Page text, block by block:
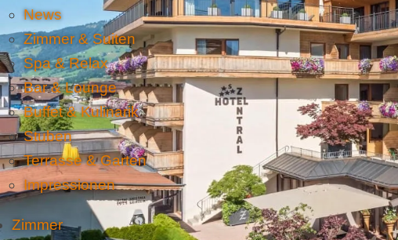
News
Zimmer & Suiten
Spa & Relax
Bar & Lounge
Buffet & Kulinarik
Stuben
Terrasse & Garten
Impressionen
Zimmer